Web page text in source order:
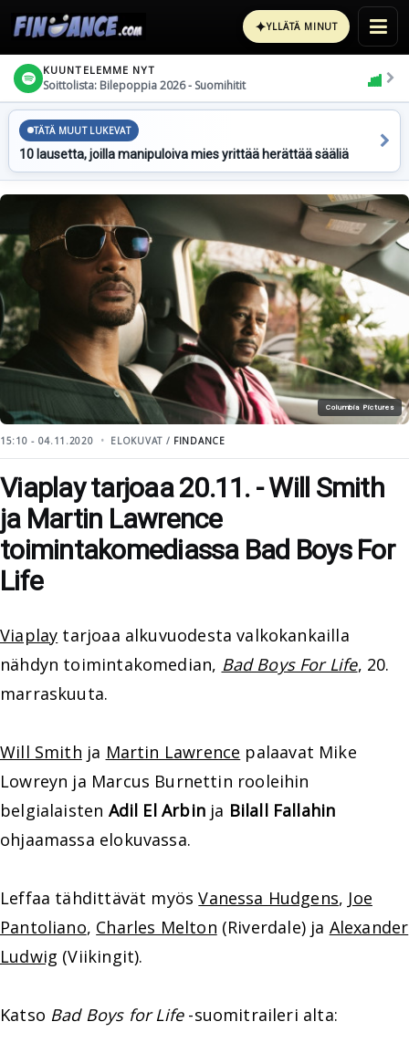
✦YLLÄTÄ MINUT
KUUNTELEMME NYT
Soittolista: Bilepoppia 2026 - Suomihitit
TÄTÄ MUUT LUKEVAT
10 lausetta, joilla manipuloiva mies yrittää herättää sääliä
Columbia Pictures
15:10 - 04.11.2020 ELOKUVAT / FINDANCE
Viaplay tarjoaa 20.11. - Will Smith
ja Martin Lawrence
toimintakomediassa Bad Boys For
Life
Viaplay tarjoaa alkuvuodesta valkokankailla
nähdyn toimintakomedian, Bad Boys For Life, 20.
marraskuuta.
Will Smith ja Martin Lawrence palaavat Mike
Lowreyn ja Marcus Burnettin rooleihin
belgialaisten Adil El Arbinja Bilall Fallahin
ohjaamassa elokuvassa.
Leffaa tähdittävät myösVanessa Hudgens, Joe
Pantoliano, Charles Melton (Riverdale) ja Alexander
Ludwig (Viikingit).
Katso Bad Boys for Life-suomitraileri alta: